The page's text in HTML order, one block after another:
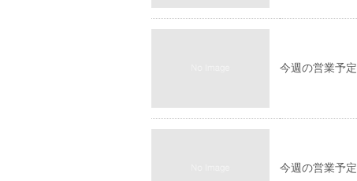
今週の営業予定
今週の営業予定